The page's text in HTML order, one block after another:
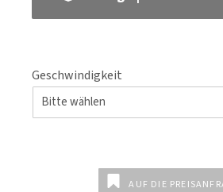
Geschwindigkeit
AUF DIE